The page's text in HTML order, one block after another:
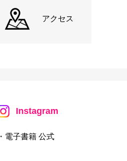
アクセス
Instagram
・電子書籍 公式